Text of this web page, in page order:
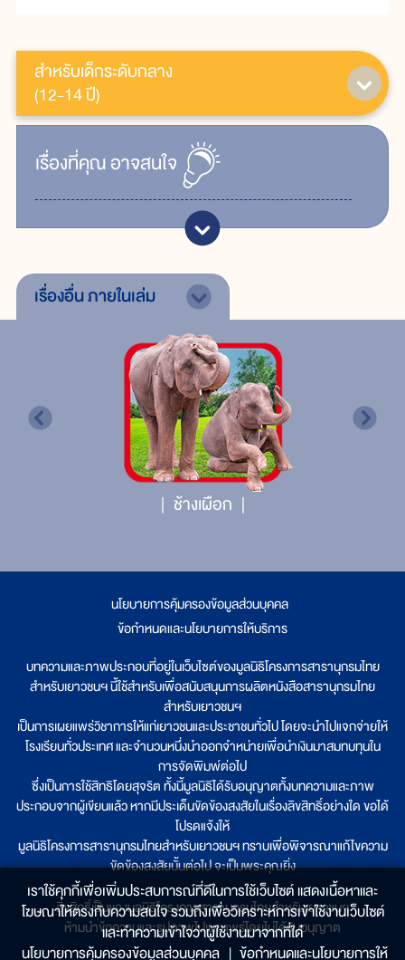
สำหรับเด็กระดับกลาง
(12-14 ปี)
เรื่ิองที่คุณอาจสนใจ
เรื่องอื่นภายในเล่ม
ช้างเผือก
นโยบายการคุ้มครองข้อมูลส่วนบุคคล
ข้อกำหนดและนโยบายการให้บริการ
บทความและภาพประกอบที่อยู่ในเว็บไซต์ของมูลนิธิโครงการสารานุกรมไทย
สำหรับเยาวชนฯ นี้ใช้สำหรับเพื่อสนับสนุนการผลิตหนังสือสารานุกรมไทย
สำหรับเยาวชนฯ
เป็นการเผยแพร่วิชาการให้แก่เยาวชนและประชาชนทั่วไป โดยจะนำไปแจกจ่ายให้
โรงเรียนทั่วประเทศ และจำนวนหนึ่งนำออกจำหน่ายเพื่อนำเงินมาสมทบทุนใน
การจัดพิมพ์ต่อไป
ซึ่งเป็นการใช้สิทธิโดยสุจริต ทั้งนี้มูลนิธิได้รับอนุญาตทั้งบทความและภาพ
ประกอบจากผู้เขียนแล้ว หากมีประเด็นขัดข้องสงสัยในเรื่องลิขสิทธิ์อย่างใด ขอได้
โปรดแจ้งให้
มูลนิธิโครงการสารานุกรมไทยสำหรับเยาวชนฯ ทราบเพื่อพิจารณาแก้ไขความ
ขัดข้องสงสัยนั้นต่อไป จะเป็นพระคุณยิ่ง
ลิขสิทธิ์เป็นของมูลนิธิโครงการสารานุกรมไทยสำหรับเยาวชนฯ
ห้ามนำข้อความและรูปภาพไปเผยแพร่โดยไม่ได้รับอนุญาต
เราใช้คุกกี้เพื่อเพิ่มประสบการณ์ที่ดีในการใช้เว็บไซต์ แสดงเนื้อหาและ
โฆษณาให้ตรงกับความสนใจ รวมถึงเพื่อวิเคราะห์การเข้าใช้งานเว็บไซต์
และทำความเข้าใจว่าผู้ใช้งานมาจากที่ใด๋
นโยบายการคุ้มครองข้อมูลส่วนบุคคล | ข้อกำหนดและนโยบายการให้